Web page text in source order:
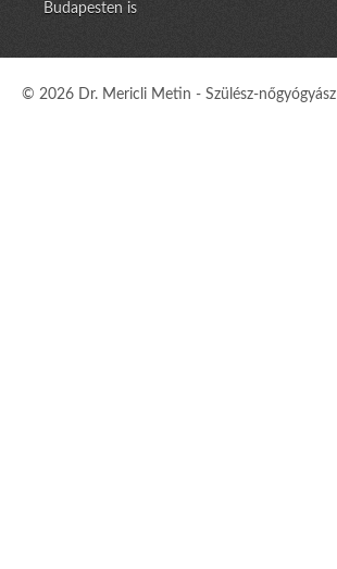
Budapesten is
© 2026 Dr. Mericli Metin - Szülész-nőgyógyász